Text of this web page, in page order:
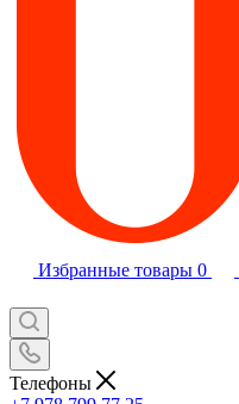
Избранные товары 0
Телефоны